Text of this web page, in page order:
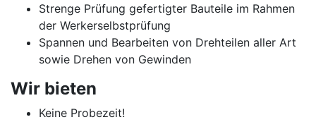
Strenge Prüfung gefertigter Bauteile im Rahmen
der Werkerselbstprüfung
Spannen und Bearbeiten von Drehteilen aller Art
sowie Drehen von Gewinden
Wir bieten
Keine Probezeit!